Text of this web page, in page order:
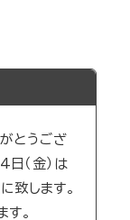
とうござ
日（金）は
致します。
す。